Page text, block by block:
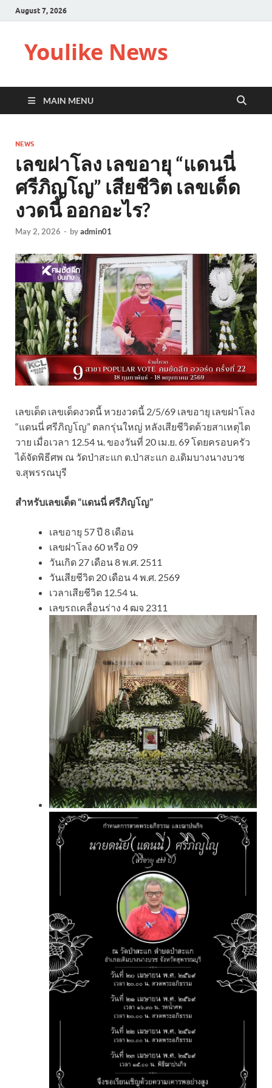
August 7, 2026
Youlike News
MAIN MENU
NEWS
เลขฝาโลง เลขอายุ “แดนนี่
ศรีภิญโญ” เสียชีวิต เลขเด็ด
งวดนี้ ออกอะไร?
May 2, 2026 - byadmin01
เลขเด็ด เลขเด็ดงวดนี้ หวยงวดนี้ 2/5/69 เลขอายุ เลขฝาโลง
“แดนนี่ ศรีภิญโญ” ตลกรุ่นใหญ่ หลังเสียชีวิตด้วยสาเหตุไต
วาย เมื่อเวลา 12.54 น. ของวันที่ 20 เม.ย. 69 โดยครอบครัว
ได้จัดพิธีศพ ณ วัดป่าสะแก ต.ป่าสะแก อ.เดิมบางนางบวช
จ.สุพรรณบุรี
สำหรับเลขเด็ด “แดนนี่ ศรีภิญโญ”
เลขอายุ 57 ปี 8 เดือน
เลขฝาโลง 60 หรือ 09
วันเกิด 27 เดือน 8 พ.ศ. 2511
วันเสียชีวิต 20 เดือน 4 พ.ศ. 2569
เวลาเสียชีวิต 12.54 น.
เลขรถเคลื่อนร่าง 4 ฒจ 2311